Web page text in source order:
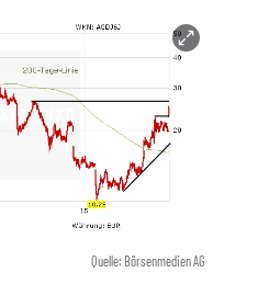
Quelle: Börsenmedien AG